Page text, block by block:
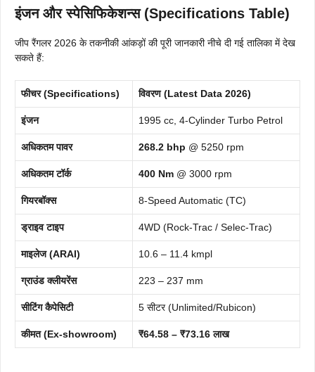
इंजन और स्पेसिफिकेशन्स (Specifications Table)
जीप रैंगलर 2026 के तकनीकी आंकड़ों की पूरी जानकारी नीचे दी गई तालिका में देख
सकते हैं:
फीचर (Specifications) विवरण (Latest Data 2026)
इंजन 1995 cc, 4-Cylinder Turbo Petrol
अधिकतम पावर 268.2 bhp @ 5250 rpm
अधिकतम टॉर्क 400 Nm @ 3000 rpm
गियरबॉक्स 8-Speed Automatic (TC)
ड्राइव टाइप 4WD (Rock-Trac / Selec-Trac)
माइलेज (ARAI) 10.6 – 11.4 kmpl
ग्राउंड क्लीयरेंस 223 – 237 mm
सीटिंग कैपेसिटी 5 सीटर (Unlimited/Rubicon)
कीमत (Ex-showroom) ₹64.58 – ₹73.16 लाख